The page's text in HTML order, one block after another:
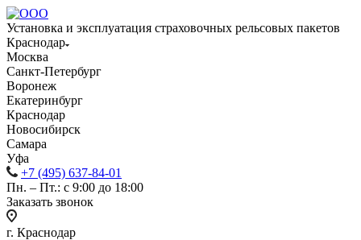
Установка и эксплуатация страховочных рельсовых пакетов
Краснодар
Москва
Санкт-Петербург
Воронеж
Екатеринбург
Краснодар
Новосибирск
Самара
Уфа
+7 (495) 637-84-01
Пн. – Пт.: с 9:00 до 18:00
Заказать звонок
г. Краснодар